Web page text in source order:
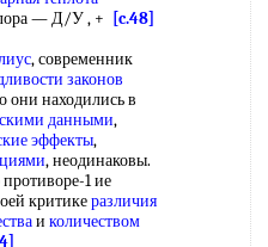
— Д/У , +
[c.48]
, современник
законов
они находились в
данными,
эффекты,
, неодинаковы.
1 ие
критикеразличия
и количеством